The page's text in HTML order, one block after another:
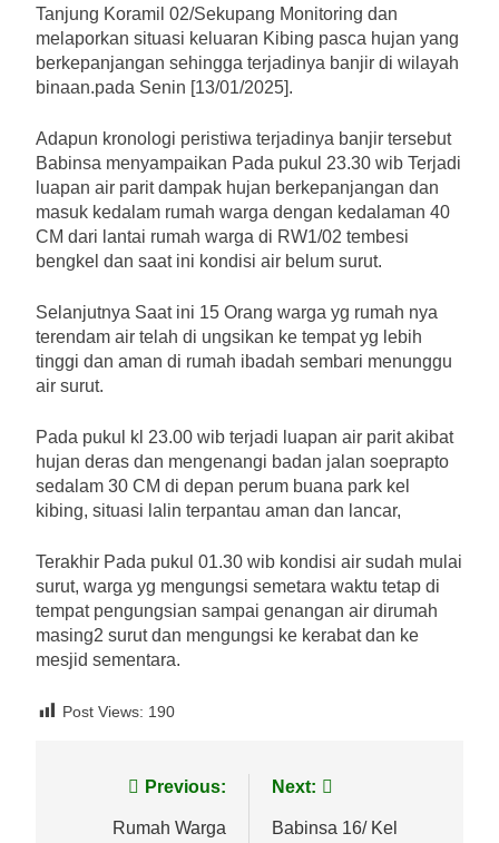
Tanjung Koramil 02/Sekupang Monitoring dan
melaporkan situasi keluaran Kibing pasca hujan yang
berkepanjangan sehingga terjadinya banjir di wilayah
binaan.pada Senin [13/01/2025].
Adapun kronologi peristiwa terjadinya banjir tersebut
Babinsa menyampaikan Pada pukul 23.30 wib Terjadi
luapan air parit dampak hujan berkepanjangan dan
masuk kedalam rumah warga dengan kedalaman 40
CM dari lantai rumah warga di RW1/02 tembesi
bengkel dan saat ini kondisi air belum surut.
Selanjutnya Saat ini 15 Orang warga yg rumah nya
terendam air telah di ungsikan ke tempat yg lebih
tinggi dan aman di rumah ibadah sembari menunggu
air surut.
Pada pukul kl 23.00 wib terjadi luapan air parit akibat
hujan deras dan mengenangi badan jalan soeprapto
sedalam 30 CM di depan perum buana park kel
kibing, situasi lalin terpantau aman dan lancar,
Terakhir Pada pukul 01.30 wib kondisi air sudah mulai
surut, warga yg mengungsi semetara waktu tetap di
tempat pengungsian sampai genangan air dirumah
masing2 surut dan mengungsi ke kerabat dan ke
mesjid sementara.
Post Views: 190
NavigasiPrevious:
Rumah Warga
Next:
Babinsa 16/ Kel